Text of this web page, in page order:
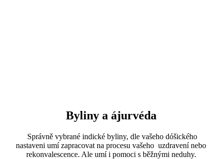
Byliny a ájurvéda
Správně vybrané indické byliny, dle vašeho dóšického
nastaveni umí zapracovat na procesu vašeho uzdravení nebo
rekonvalescence. Ale umí i pomoci s běžnými neduhy.